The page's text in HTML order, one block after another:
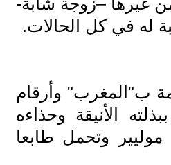
له في كل الحالات.
ب"المغرب" وأرقام
الأنيقة وحذاءه
موليير وتحمل طابعا